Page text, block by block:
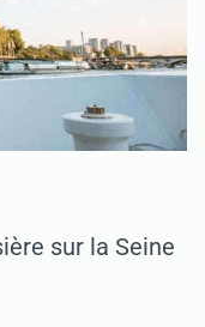
sur la Seine